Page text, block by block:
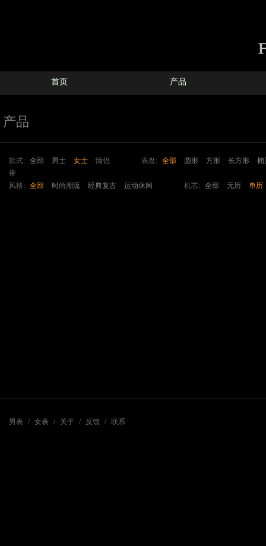
首页 产品
产品
款式: 全部 男士 女士 情侣 表盘: 全部 圆形 方形 长方形
椭
带
风格: 全部 时尚潮流 经典复古 运动休闲 机芯: 全部 无历 单历
男表 / 女表 / 关于 / 反馈 / 联系